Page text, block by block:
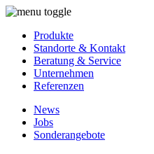
Produkte
Standorte & Kontakt
Beratung & Service
Unternehmen
Referenzen
News
Jobs
Sonderangebote